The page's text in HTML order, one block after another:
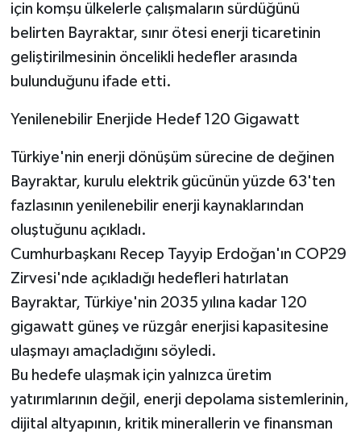
için komşu ülkelerle çalışmaların sürdüğünü
belirten Bayraktar, sınır ötesi enerji ticaretinin
geliştirilmesinin öncelikli hedefler arasında
bulunduğunu ifade etti.
Yenilenebilir Enerjide Hedef 120 Gigawatt
Türkiye'nin enerji dönüşüm sürecine de değinen
Bayraktar, kurulu elektrik gücünün yüzde 63'ten
fazlasının yenilenebilir enerji kaynaklarından
oluştuğunu açıkladı.
Cumhurbaşkanı Recep Tayyip Erdoğan'ın COP29
Zirvesi'nde açıkladığı hedefleri hatırlatan
Bayraktar, Türkiye'nin 2035 yılına kadar 120
gigawatt güneş ve rüzgâr enerjisi kapasitesine
ulaşmayı amaçladığını söyledi.
Bu hedefe ulaşmak için yalnızca üretim
yatırımlarının değil, enerji depolama sistemlerinin,
dijital altyapının, kritik minerallerin ve finansman